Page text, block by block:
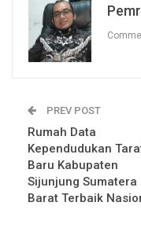
PREV POST
Rumah Data
Kependudukan
Baru Kabupaten
Sijunjung Sumatera
Barat Terbaik